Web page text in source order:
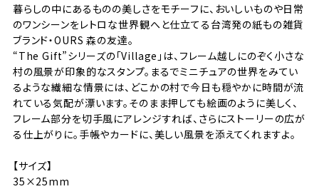
暮らしの中にあるものの美しさをモチーフに、おいしいものや日常
のワンシーンをレトロな世界観へと仕立てる台湾発の紙もの雑貨
ブランド・OURS 森の友達。
“The Gift”シリーズの「Village」は、フレーム越しにのぞく小さな
村の風景が印象的なスタンプ。まるでミニチュアの世界をみてい
るような繊細な情景には、どこかの村で今日も穏やかに時間が流
れている気配が漂います。そのまま押しても絵画のように美しく、
フレーム部分を切手風にアレンジすれば、さらにストーリーの広が
る仕上がりに。手帳やカードに、美しい風景を添えてくれますよ。
【サイズ】
35×25mm